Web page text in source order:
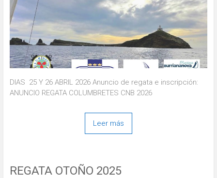
DIAS 25 Y 26 ABRIL 2026 Anuncio de regata e inscripción:
ANUNCIO REGATA COLUMBRETES CNB 2026
Leer más
REGATA OTOÑO 2025